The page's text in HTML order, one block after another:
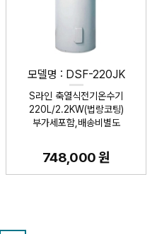
모델명 : DSF-220JK
S라인 축열식전기온수기
220L/2.2KW(법랑코팅)
부가세포함,배송비별도
748,000 원